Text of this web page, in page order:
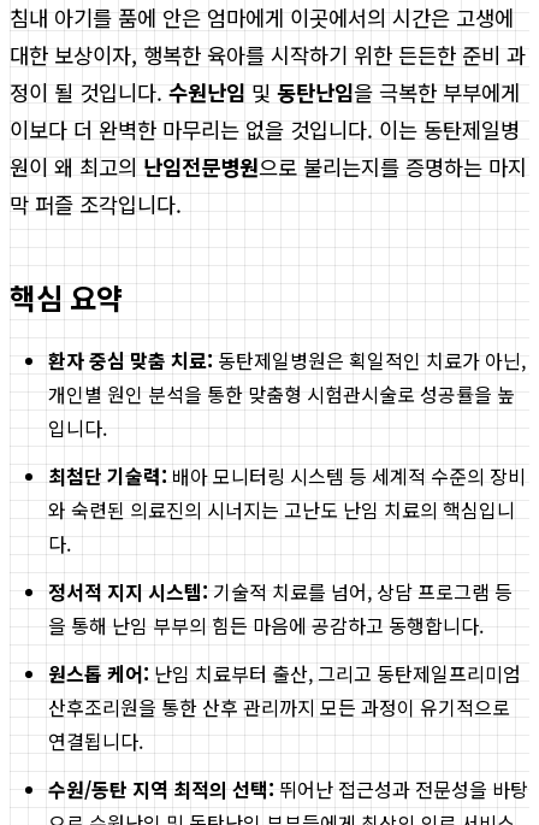
침내 아기를 품에 안은 엄마에게 이곳에서의 시간은 고생에
대한 보상이자, 행복한 육아를 시작하기 위한 든든한 준비 과
정이 될 것입니다. 수원난임 및 동탄난임을 극복한 부부에게
이보다 더 완벽한 마무리는 없을 것입니다. 이는 동탄제일병
원이 왜 최고의 난임전문병원으로 불리는지를 증명하는 마지
막 퍼즐 조각입니다.
핵심 요약
환자 중심 맞춤 치료: 동탄제일병원은 획일적인 치료가 아닌,
개인별 원인 분석을 통한 맞춤형 시험관시술로 성공률을 높
입니다.
최첨단 기술력: 배아 모니터링 시스템 등 세계적 수준의 장비
와 숙련된 의료진의 시너지는 고난도 난임 치료의 핵심입니
다.
정서적 지지 시스템: 기술적 치료를 넘어, 상담 프로그램 등
을 통해 난임 부부의 힘든 마음에 공감하고 동행합니다.
원스톱 케어: 난임 치료부터 출산, 그리고 동탄제일프리미엄
산후조리원을 통한 산후 관리까지 모든 과정이 유기적으로
연결됩니다.
수원/동탄 지역 최적의 선택: 뛰어난 접근성과 전문성을 바탕